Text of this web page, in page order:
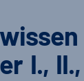
I.,